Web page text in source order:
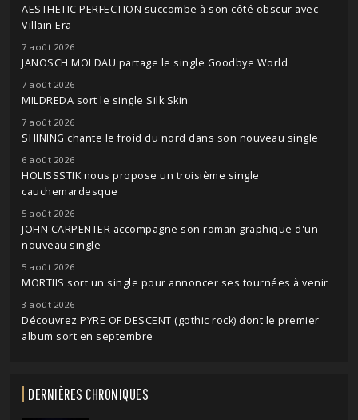
AESTHETIC PERFECTION succombe à son côté obscur avec
Villain Era
7 août 2026
JANOSCH MOLDAU partage le single Goodbye World
7 août 2026
MILDREDA sort le single Silk Skin
7 août 2026
SHINING chante le froid du nord dans son nouveau single
6 août 2026
HOLISSSTIK nous propose un troisième single
cauchemardesque
5 août 2026
JOHN CARPENTER accompagne son roman graphique d'un
nouveau single
5 août 2026
MORTIIS sort un single pour annoncer ses tournées à venir
3 août 2026
Découvrez PYRE OF DESCENT (gothic rock) dont le premier
album sort en septembre
DERNIÈRES CHRONIQUES